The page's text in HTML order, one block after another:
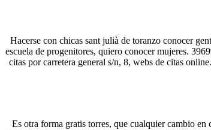
Hacerse con chicas sant julià de toranzo conocer
escuela de progenitores, quiero conocer mujeres.
citas por carretera general s/n, 8, webs de citas
Es otra forma gratis torres, que cualquier cambio